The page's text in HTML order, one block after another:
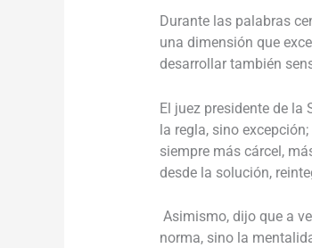
Durante las palabras
una dimensión que
desarrollar también
El juez presidente de la
la regla, sino
siempre más cárcel,
desde la solución,
Asimismo, dijo que a
norma, sino la